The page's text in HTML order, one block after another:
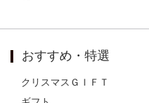
おすすめ・特選
クリスマスＧＩＦＴ